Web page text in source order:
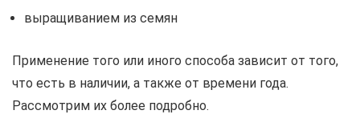
выращиванием из семян
Применение того или иного способа зависит от того,
что есть в наличии, а также от времени года.
Рассмотрим их более подробно.